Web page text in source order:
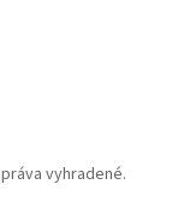
vyhradené.